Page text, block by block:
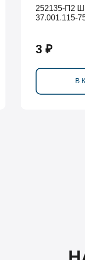
252135-П2 Шайба 8Т ОСТ
37.001.115-
3 ₽
В